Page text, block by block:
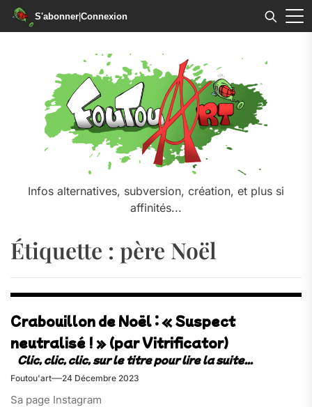
S'abonner|Connexion
Infos alternatives, subversion, création, et plus si
affinités...
Étiquette : père Noël
Crabouillon de Noël : « Suspect
neutralisé ! » (par Vitrificator)
Foutou'art 24 Décembre 2023
Sa page Instagram